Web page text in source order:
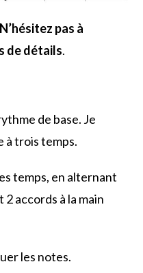
N’hésitez pas à
de détails.
de base. Je
à trois temps.
temps, en alternant
2 accords à la main
les notes.